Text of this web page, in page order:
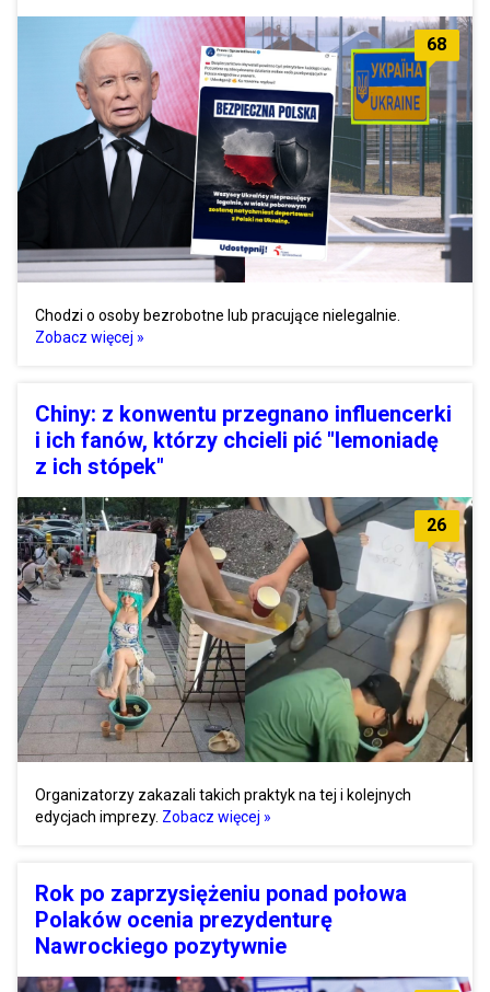
68
Chodzi o osoby bezrobotne lub pracujące nielegalnie.
Zobacz więcej »
Chiny: z konwentu przegnano influencerki
i ich fanów, którzy chcieli pić "lemoniadę
z ich stópek"
26
Organizatorzy zakazali takich praktyk na tej i kolejnych
edycjach imprezy. Zobacz więcej »
Rok po zaprzysiężeniu ponad połowa
Polaków ocenia prezydenturę
Nawrockiego pozytywnie